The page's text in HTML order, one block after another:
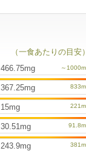
（一食あたりの目安）
466.75mg
367.25mg
15mg
30.51mg
243.9mg